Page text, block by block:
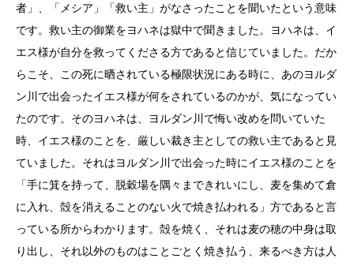
者」、「メシア」「救い主」がなさったことを聞いたという意味
です。救い主の御業をヨハネは獄中で聞きました。ヨハネは、イ
エス様が自分を救ってくださる方であると信じていました。だか
らこそ、この死に晒されている極限状況にある時に、あのヨルダ
ン川で出会ったイエス様が何をされているのかが、気になってい
たのです。そのヨハネは、ヨルダン川で悔い改めを問いていた
時、イエス様のことを、厳しい裁き主としての救い主であると見
ていました。それはヨルダン川で出会った時にイエス様のことを
「手に箕を持って、脱穀場を隅々まできれいにし、麦を集めて倉
に入れ、殻を消えることのない火で焼き払われる」方であると言
っている所からわかります。殻を焼く、それは麦の穂の中身は取
り出し、それ以外のものはことごとく焼き払う、来るべき方は人